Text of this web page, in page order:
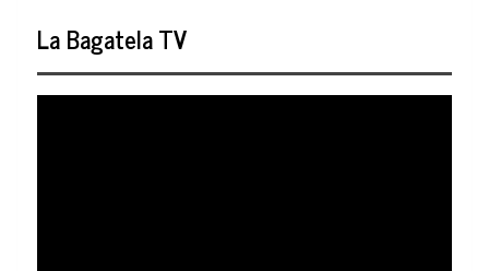
La Bagatela TV